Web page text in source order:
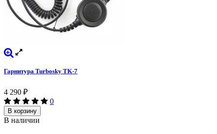
Гарнитура Turbosky TK-7
4 290 ₽
0
В корзину
В наличии